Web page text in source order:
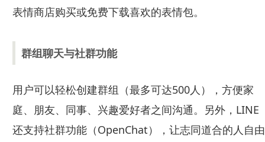
表情商店购买或免费下载喜欢的表情包。
群组聊天与社群功能
用户可以轻松创建群组（最多可达500人），方便家
庭、朋友、同事、兴趣爱好者之间沟通。另外，LINE
还支持社群功能（OpenChat），让志同道合的人自由